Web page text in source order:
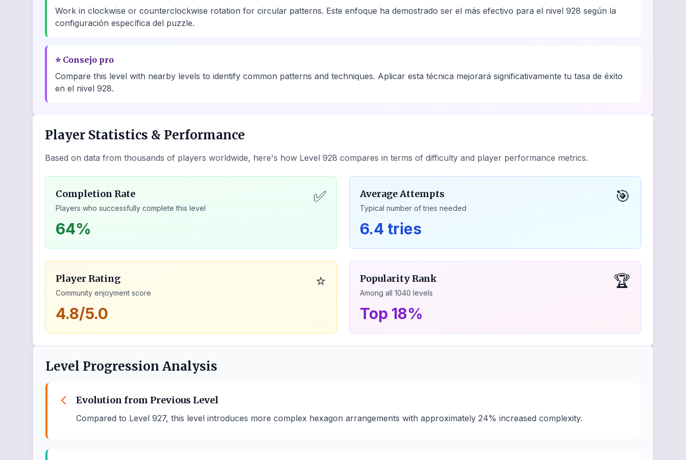
Work in clockwise or counterclockwise rotation for circular patterns. Este enfoque ha demostrado ser el más efectivo para el nivel 928 según la
configuración específica del puzzle.
⭐ Consejo pro
Compare this level with nearby levels to identify common patterns and techniques. Aplicar esta técnica mejorará significativamente tu tasa de éxito
en el nivel 928.
Player Statistics & Performance
Based on data from thousands of players worldwide, here's how Level 928 compares in terms of difficulty and player performance metrics.
Completion Rate
Players who successfully complete this level
✅
64%
Average Attempts
Typical number of tries needed
🎯
6.4 tries
Player Rating
Community enjoyment score
⭐
4.8/5.0
Popularity Rank
Among all 1040 levels
🏆
Top 18%
Level Progression Analysis
Evolution from Previous Level
Compared to Level 927, this level introduces more complex hexagon arrangements with approximately 24% increased complexity.